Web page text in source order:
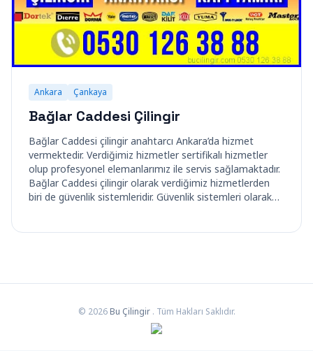
Ankara Çankaya
Bağlar Caddesi Çilingir
Bağlar Caddesi çilingir anahtarcı Ankara’da hizmet
vermektedir. Verdiğimiz hizmetler sertifikalı hizmetler
olup profesyonel elemanlarımız ile servis sağlamaktadır.
Bağlar Caddesi çilingir olarak verdiğimiz hizmetlerden
biri de güvenlik sistemleridir. Güvenlik sistemleri olarak…
© 2026 Bu Çilingir . Tüm Hakları Saklıdır.